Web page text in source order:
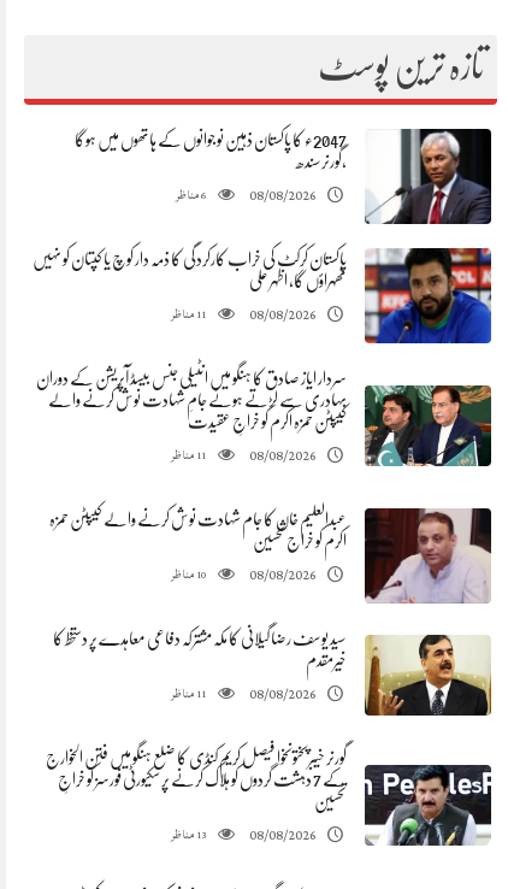
تازہ ترین پوسٹ
2047ء کا پاکستان ذہین نوجوانوں کے ہاتھوں میں ہوگا
،گورنرسندھ
08/08/2026
6مناظر
پاکستان کرکٹ کی خراب کارکردگی کا ذمہ دار کوچ یا کپتان کو نہیں
ٹھہراؤں گا، اظہر علی
08/08/2026
11مناظر
سردار ایاز صادق کا ہنگو میں انٹیلی جنس بیسڈ آپریشن کے دوران
بہادری سے لڑتے ہوئے جامِ شہادت نوش کرنے والے
کیپٹن حمزہ اکرم کو خراجِ عقیدت
08/08/2026
11مناظر
عبدالعلیم خان کا جام شہادت نوش کرنے والے کیپٹن حمزہ
اکرم کو خراج تحسین
08/08/2026
10مناظر
سید یوسف رضا گیلانی کا مکہ مشترکہ دفاعی معاہدے پر دستخط کا
خیرمقدم
08/08/2026
11مناظر
گورنر خیبرپختونخوا فیصل کریم کنڈی کا ضلع ہنگو میں فتن الخوارج
کے 7 دہشت گردوں کو ہلاک کرنے پر سکیورٹی فورسز کو خراجِ
تحسین
08/08/2026
13مناظر